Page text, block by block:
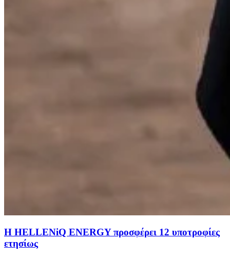
Η HELLENiQ ENERGY προσφέρει 12 υποτροφίες
ετησίως